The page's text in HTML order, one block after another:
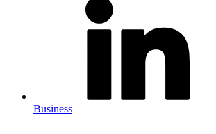
Business